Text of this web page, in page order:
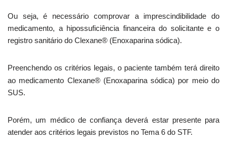
Ou seja, é necessário comprovar a imprescindibilidade do
medicamento, a hipossuficiência financeira do solicitante e o
registro sanitário do Clexane® (Enoxaparina sódica).
Preenchendo os critérios legais, o paciente também terá direito
ao medicamento Clexane® (Enoxaparina sódica) por meio do
SUS.
Porém, um médico de confiança deverá estar presente para
atender aos critérios legais previstos no Tema 6 do STF.